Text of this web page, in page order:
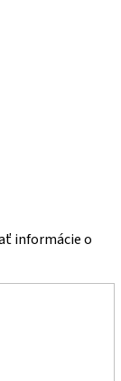
informácie o